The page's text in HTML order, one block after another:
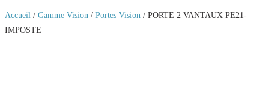
Accueil / Gamme Vision / Portes Vision / PORTE 2 VANTAUX PE21-
IMPOSTE